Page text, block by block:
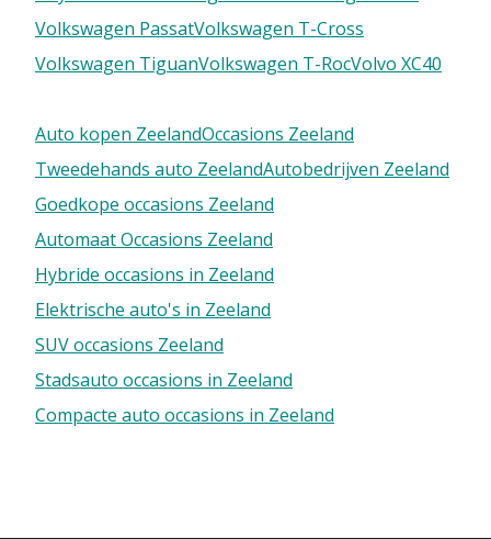
Volkswagen PassatVolkswagen T-Cross
Volkswagen TiguanVolkswagen T-RocVolvo XC40
Auto kopen ZeelandOccasions Zeeland
Tweedehands auto ZeelandAutobedrijven Zeeland
Goedkope occasions Zeeland
Automaat Occasions Zeeland
Hybride occasions in Zeeland
Elektrische auto's in Zeeland
SUV occasions Zeeland
Stadsauto occasions in Zeeland
Compacte auto occasions in Zeeland